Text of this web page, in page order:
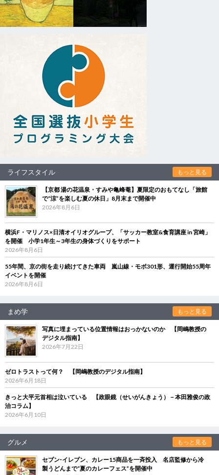
ライフスタイル もっと見る
【京都 湯の花温泉・すみや亀峰菴】夏限定のおもてなし「旅館
で“涼”を楽しむ夏の休日」8月末まで開催中
2026年8月6日
横浜F・マリノス×日清オイリオグループ、「サッカー教室&食育講座 in 宮崎」
を開催 小学1年生～3年生の身体づくりをサポート
2026年8月6日
55年間、京の街を走り続けてきた車両 嵐山線・モボ301形、運行開始55周年
イベントを開催
2026年8月6日
まめ学 もっと見る
写真に埋まっている位置情報はおっかないのか 【岡嶋教授の
デジタル指南】
2026年7月22日
ゼロトラストって何？ 【岡嶋教授のデジタル指南】
2026年6月18日
きっと大平元首相は泣いている 【政眼鏡（せいがんきょう）－本田雅俊の政
治コラム】
2026年6月10日
グルメ もっと見る
セブン‐イレブン、カレー15商品を一斉投入 名店監修から冷
製うどんまで“夏のカレーフェス”を開催中